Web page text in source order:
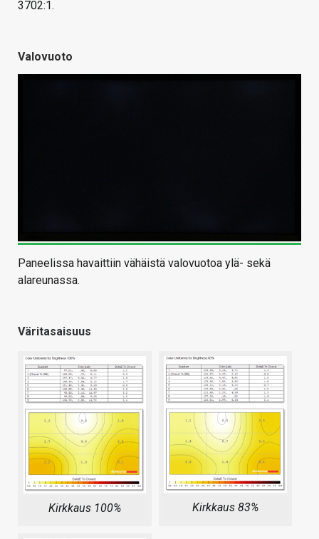
3702:1.
Valovuoto
Paneelissa havaittiin vähäistä valovuotoa ylä- sekä
alareunassa.
Väritasaisuus
Kirkkaus 100% Kirkkaus 83%